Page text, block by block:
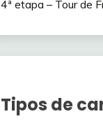
4ª etapa – Tour de
Tipos de